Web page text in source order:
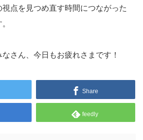
点を見つめ直す時間につながった
さん、今日もお疲れさまです！
Share
feedly